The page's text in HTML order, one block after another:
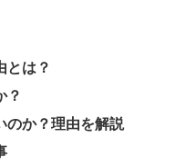
とは？
？
のか？理由を解説